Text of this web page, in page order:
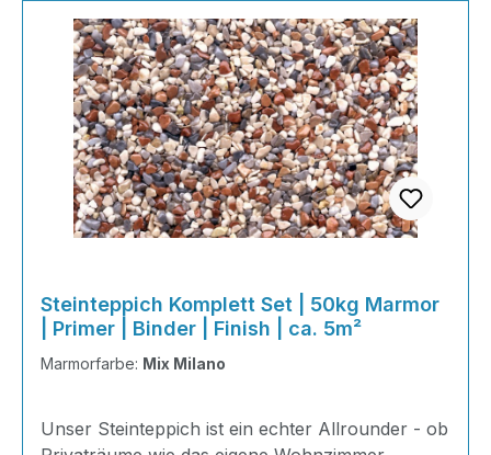
Steinteppich Komplett Set | 50kg Marmor
| Primer | Binder | Finish | ca. 5m²
Marmorfarbe: Mix Milano
Unser Steinteppich ist ein echter Allrounder - ob